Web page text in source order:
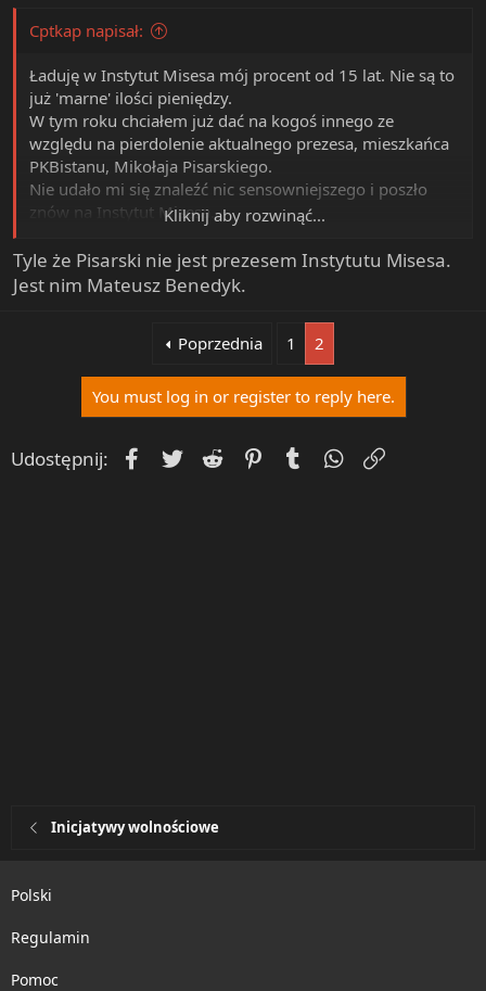
Cptkap napisał:
Ładuję w Instytut Misesa mój procent od 15 lat. Nie są to
już 'marne' ilości pieniędzy.
W tym roku chciałem już dać na kogoś innego ze
względu na pierdolenie aktualnego prezesa, mieszkańca
PKBistanu, Mikołaja Pisarskiego.
Nie udało mi się znaleźć nic sensowniejszego i poszło
znów na Instytut Misesa.
Ale Pisarski jest tak odklejony w kwestii migracyjnej, że
już wolę to chyba knadze oddać.
Jakie macie inne koszerne propozycje?
Zastanawiałem się nad Warsaw Enterprise Institute, ale
odpadają, bo biorą dotacje od lewiatana.
Wszystko, co bierze dotacje od lewiatana odpada.
Macie jakieś inne propozycje?
Kliknij aby rozwinąć...
Tyle że Pisarski nie jest prezesem Instytutu Misesa.
Jest nim Mateusz Benedyk.
Poprzednia 1 2
You must log in or register to reply here.
Udostępnij: Facebook
Twitter Reddit PinterestTumblrWhatsApp
Inicjatywy wolnościowe
Polski
Regulamin
Pomoc